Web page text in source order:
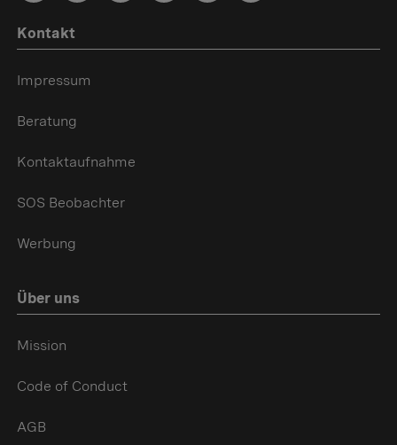
Kontakt
Impressum
Beratung
Kontaktaufnahme
SOS Beobachter
Werbung
Über uns
Mission
Code of Conduct
AGB